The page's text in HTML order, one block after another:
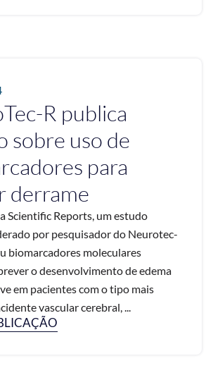
R publica
sobre uso de
para
derrame
Scientific Reports, um estudo
por pesquisador do Neurotec-
biomarcadores moleculares
o desenvolvimento de edema
em pacientes com o tipo mais
vascular cerebral, ...